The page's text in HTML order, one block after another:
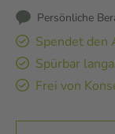
Persönliche
Spendet den
Spürbar
Frei von